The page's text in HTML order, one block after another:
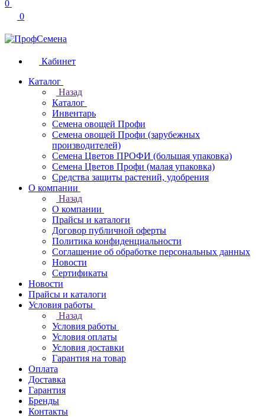
0
0
Кабинет
Каталог
Назад
Каталог
Инвентарь
Семена овощей Профи
Семена овощей Профи (зарубежных
производителей)
Семена Цветов ПРОФИ (большая упаковка)
Семена Цветов Профи (малая упаковка)
Средства защиты растений, удобрения
О компании
Назад
О компании
Прайсы и каталоги
Договор публичной оферты
Политика конфиденциальности
Соглашение об обработке персональных данных
Новости
Сертификаты
Новости
Прайсы и каталоги
Условия работы
Назад
Условия работы
Условия оплаты
Условия доставки
Гарантия на товар
Оплата
Доставка
Гарантия
Бренды
Контакты